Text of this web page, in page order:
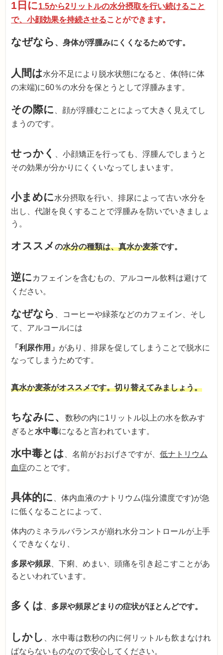
1日に1.5から2リットルの水分摂取を行い続けること
で、小顔効果を持続させることができます。
なぜなら 、身体が浮腫みにくくなるためです。
人間は水分不足により脱水状態になると、体(特に体
の末端)に60％の水分を保とうとして浮腫みます。
その際に
、顔が浮腫むことによって大きく見えてし
まうのです。
せっかく
、小顔矯正を行っても、浮腫んでしまうと
その効果が分かりにくくいなってしまいます。
小まめに水分摂取を行い、排尿によって古い水分を
出し、代謝を良くすることで浮腫みを防いでいきましょ
う。
オススメの水分の種類は、真水か麦茶です。
逆に カフェインを含むもの、アルコール飲料は避けて
ください。
なぜなら
、コーヒーや緑茶などのカフェイン、そし
て、アルコールには
「利尿作用」 があり、排尿を促してしまうことで脱水に
なってしまうためです。
真水か麦茶がオススメです。切り替えてみましょう。
ちなみに、数秒の内に1リットル以上の水を飲みす
ぎると 水中毒になると言われています。
水中毒とは 、名前がおおげさですが、低ナトリウム
血症のことです。
具体的に
、体内血液のナトリウム(塩分濃度です)が急
に低くなることによって、
体内のミネラルバランスが崩れ水分コントロールが上手
くできなくなり、
多尿や頻尿 、下痢、めまい、頭痛を引き起こすことがあ
るといわれています。
多くは 多尿や頻尿どまりの症状がほとんどです。
しかし
、水中毒は数秒の内に何リットルも飲まなけれ
ばならないものなので安心してください。